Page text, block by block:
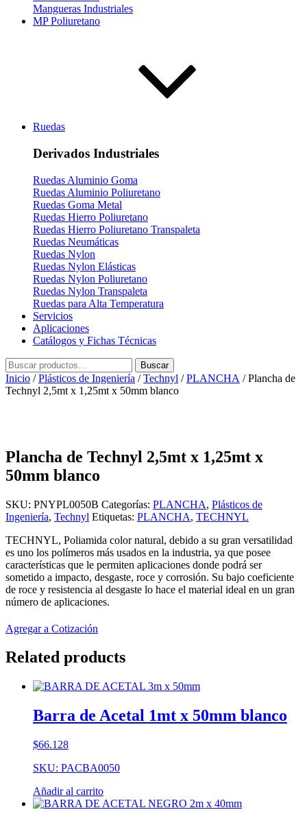
Mangueras Industriales
MP Poliuretano
Ruedas
Derivados Industriales
Ruedas Aluminio Goma
Ruedas Aluminio Poliuretano
Ruedas Goma Metal
Ruedas Hierro Poliuretano
Ruedas Hierro Poliuretano Transpaleta
Ruedas Neumáticas
Ruedas Nylon
Ruedas Nylon Elásticas
Ruedas Nylon Poliuretano
Ruedas Nylon Transpaleta
Ruedas para Alta Temperatura
Servicios
Aplicaciones
Catálogos y Fichas Técnicas
Buscar
por:
Buscar
Inicio /Plásticos de Ingeniería /Technyl /PLANCHA / Plancha de
Technyl 2,5mt x 1,25mt x 50mm blanco
Plancha de Technyl 2,5mt x 1,25mt x
50mm blanco
SKU: PNYPL0050B Categorías: PLANCHA, Plásticos de
Ingeniería, Technyl Etiquetas: PLANCHA, TECHNYL
TECHNYL, Poliamida color natural, debido a su gran versatilidad
es uno los polímeros más usados en la industria, ya que posee
características que le permiten aplicaciones donde podrá ser
sometido a impacto, desgaste, roce y corrosión. Su bajo coeficiente
de roce y resistencia al desgaste lo hace el material ideal en un gran
número de aplicaciones.
Agregar a Cotización
Related products
Barra de Acetal 1mt x 50mm blanco
$66.128
SKU: PACBA0050
Añadir al carrito